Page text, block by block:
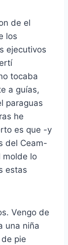
de el
los
ejecutivos
tocaba
a guías,
paraguas
he
es que -y
del Ceam-
molde lo
estas
Vengo de
una niña
pie